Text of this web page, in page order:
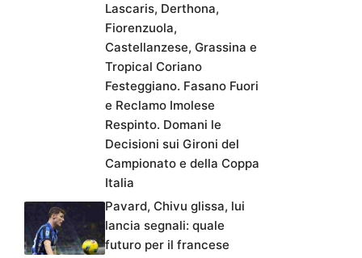
Lascaris, Derthona,
Fiorenzuola,
Castellanzese, Grassina e
Tropical Coriano
Festeggiano. Fasano Fuori
e Reclamo Imolese
Respinto. Domani le
Decisioni sui Gironi del
Campionato e della Coppa
Italia
Pavard, Chivu glissa, lui
lancia segnali: quale
futuro per il francese